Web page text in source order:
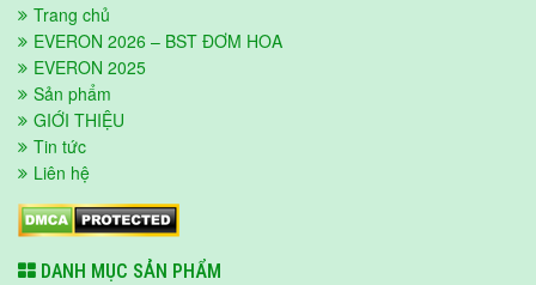
Trang chủ
EVERON 2026 – BST ĐƠM HOA
EVERON 2025
Sản phẩm
GIỚI THIỆU
Tin tức
Liên hệ
DANH MỤC SẢN PHẨM